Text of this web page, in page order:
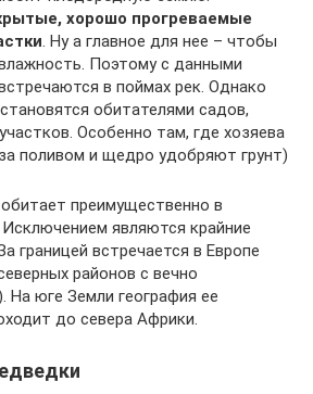
хорошо прогреваемые
. Ну а главное для нее – чтобы
Поэтому с данными
в поймах рек. Однако
обитателями садов,
Особенно там, где хозяева
поливом и щедро удобряют грунт)
преимущественно в
являются крайние
границей встречается в Европе
районов с вечно
На юге Земли география ее
до севера Африки.